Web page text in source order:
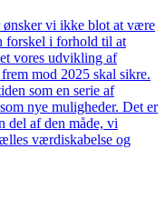
ønsker vi ikke blot at være
forskel i forhold til at
vores udvikling af
mod 2025 skal sikre.
som en serie af
nye muligheder. Det er
del af den måde, vi
værdiskabelse og